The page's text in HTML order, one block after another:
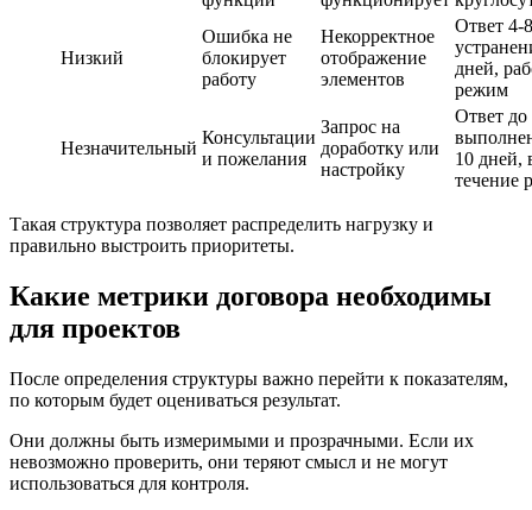
Низкий
Ошибка не
блокирует
работу
Некорректное
отображение
элементов
Ответ 4-
дней,
режим
Незначительный
Консультации
и пожелания
Запрос на
доработку или
настройку
Ответ до
10 дней,
течение
Такая структура позволяет распределить нагрузку и
правильно выстроить приоритеты.
Какие метрики договора необходимы
для проектов
После определения структуры важно перейти к показателям,
по которым будет оцениваться результат.
Они должны быть измеримыми и прозрачными. Если их
невозможно проверить, они теряют смысл и не могут
использоваться для контроля.